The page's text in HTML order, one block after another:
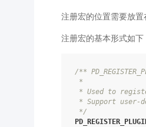
注册宏的位置需要放
注册宏的基本形式如
/**
*
* Used to
* Support user-
*/